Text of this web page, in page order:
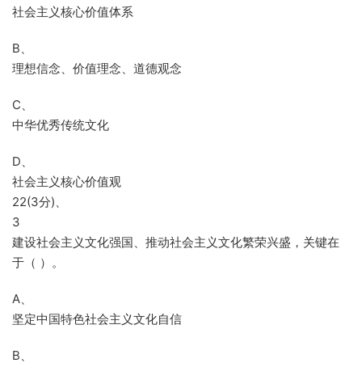
社会主义核心价值体系
B、
理想信念、价值理念、道德观念
C、
中华优秀传统文化
D、
社会主义核心价值观
22(3分)、
3
建设社会主义文化强国、推动社会主义文化繁荣兴盛，关键在
于（ ）。
A、
坚定中国特色社会主义文化自信
B、